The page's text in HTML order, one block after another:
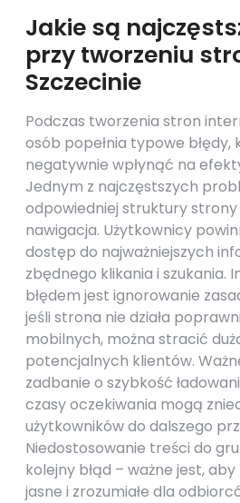
Jakie są
przy tworzeniu
Szczecinie
Podczas tworzenia stron
osób popełnia typowe
negatywnie wpłynąć na
Jednym z najczęstszych
odpowiedniej struktury
nawigacja. Użytkownicy
dostęp do najważniejszych
zbędnego klikania i szukania.
błędem jest ignorowanie
jeśli strona nie działa
mobilnych, można stracić
potencjalnych klientów.
zadbanie o szybkość
czasy oczekiwania mogą
użytkowników do dalszego
Niedostosowanie treści do
kolejny błąd – ważne jest,
jasne i zrozumiałe dla